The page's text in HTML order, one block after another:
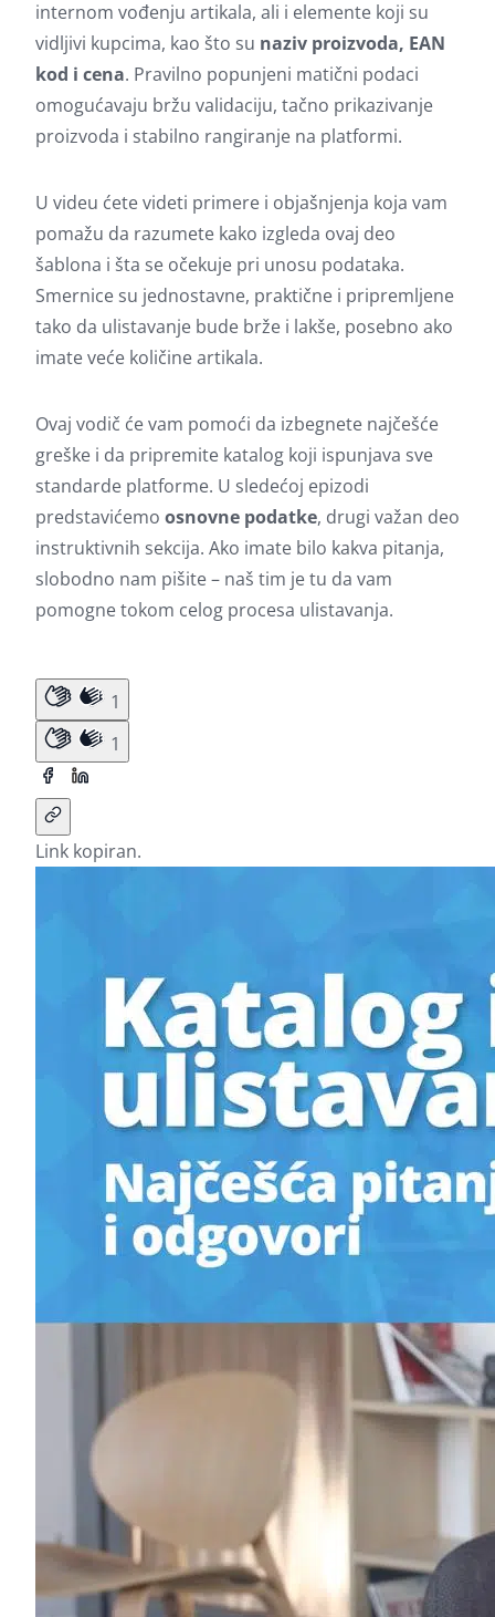
internom vođenju artikala, ali i elemente koji su
vidljivi kupcima, kao što su naziv proizvoda, EAN
kod i cena. Pravilno popunjeni matični podaci
omogućavaju bržu validaciju, tačno prikazivanje
proizvoda i stabilno rangiranje na platformi.
U videu ćete videti primere i objašnjenja koja vam
pomažu da razumete kako izgleda ovaj deo
šablona i šta se očekuje pri unosu podataka.
Smernice su jednostavne, praktične i pripremljene
tako da ulistavanje bude brže i lakše, posebno ako
imate veće količine artikala.
Ovaj vodič će vam pomoći da izbegnete najčešće
greške i da pripremite katalog koji ispunjava sve
standarde platforme. U sledećoj epizodi
predstavićemo osnovne podatke, drugi važan deo
instruktivnih sekcija. Ako imate bilo kakva pitanja,
slobodno nam pišite – naš tim je tu da vam
pomogne tokom celog procesa ulistavanja.
1
1
Link kopiran.